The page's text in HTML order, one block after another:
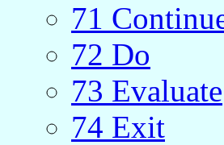
71
72 Do
73 Evaluate
74 Exit